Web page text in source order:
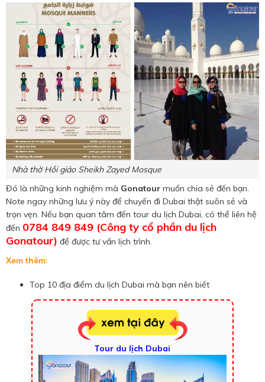
Nhà thờ Hồi giáo Sheikh Zayed Mosque
Đó là những kinh nghiệm mà Gonatour muốn chia sẻ đến bạn.
Note ngay những lưu ý này để chuyến đi Dubai thật suôn sẻ và
trọn vẹn. Nếu bạn quan tâm đến tour du lịch Dubai, có thể liên hệ
đến 0784 849 849 (Công ty cổ phần du lịch
Gonatour) để được tư vấn lịch trình.
Xem thêm:
Top 10 địa điểm du lịch Dubai mà bạn nên biết
Tour du lịch Dubai